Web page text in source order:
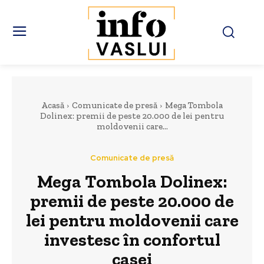
Acasă Comunicate de presă
Mega Tombola
Dolinex: premii de peste 20.000 de lei pentru
moldovenii care...
Comunicate de presă
Mega Tombola Dolinex:
premii de peste 20.000 de
lei pentru moldovenii care
investesc în confortul
casei